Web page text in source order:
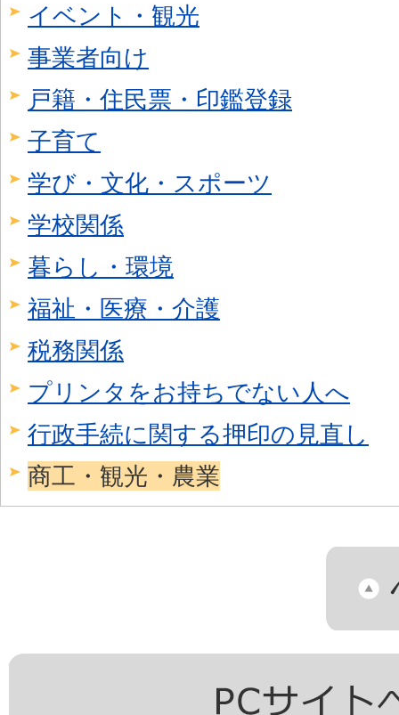
イベント・観光
事業者向け
戸籍・住民票・印鑑登録
子育て
学び・文化・スポーツ
学校関係
暮らし・環境
福祉・医療・介護
税務関係
プリンタをお持ちでない人へ
行政手続に関する押印の見直し
商工・観光・農業